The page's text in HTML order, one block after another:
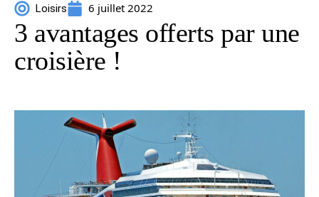
Loisirs 6 juillet 2022
3 avantages offerts par une
croisière !